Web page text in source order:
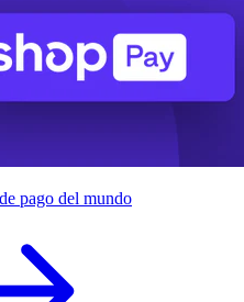
pago del mundo